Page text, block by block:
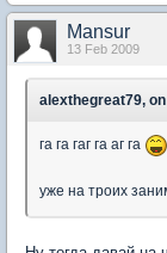
Mansur
13 Feb 2009
alexthegreat79,
га га гаг га аг га
уже на троих